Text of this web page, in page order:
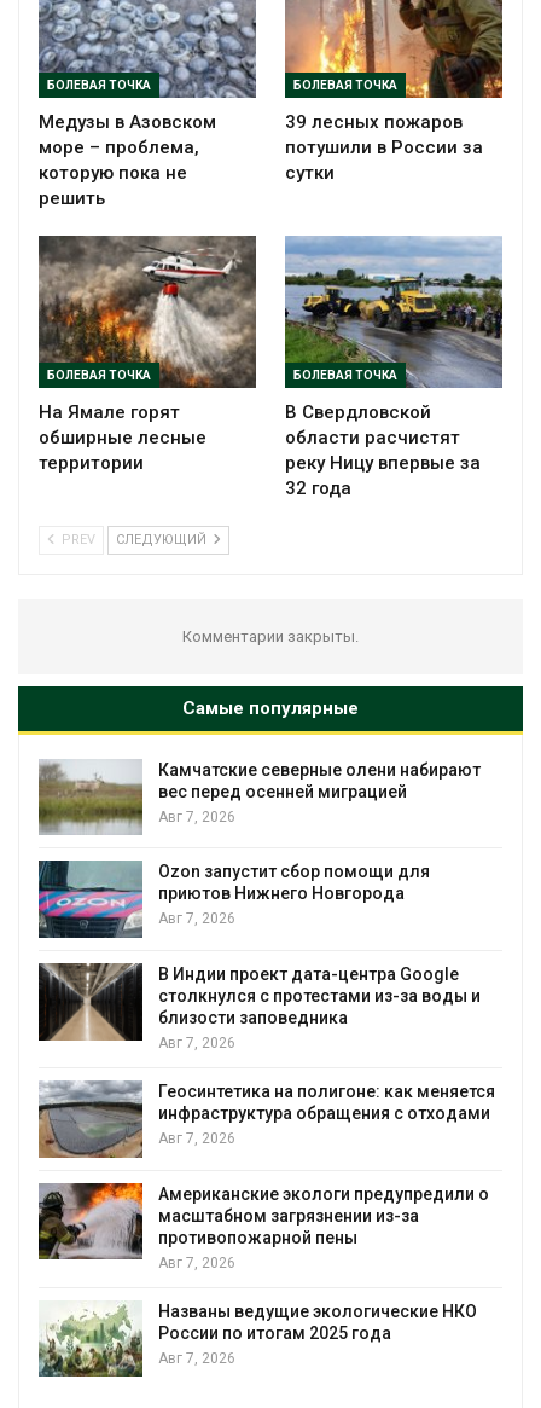
БОЛЕВАЯ ТОЧКА
Медузы в Азовском
море – проблема,
которую пока не
решить
БОЛЕВАЯ ТОЧКА
39 лесных пожаров
потушили в России за
сутки
БОЛЕВАЯ ТОЧКА
На Ямале горят
обширные лесные
территории
БОЛЕВАЯ ТОЧКА
В Свердловской
области расчистят
реку Ницу впервые за
32 года
PREV СЛЕДУЮЩИЙ
Комментарии закрыты.
Самые популярные
Камчатские северные олени набирают
вес перед осенней миграцией
Авг 7, 2026
Ozon запустит сбор помощи для
приютов Нижнего Новгорода
Авг 7, 2026
В Индии проект дата-центра Google
столкнулся с протестами из-за воды и
близости заповедника
Авг 7, 2026
Геосинтетика на полигоне: как меняется
инфраструктура обращения с отходами
Авг 7, 2026
Американские экологи предупредили о
масштабном загрязнении из-за
противопожарной пены
Авг 7, 2026
Названы ведущие экологические НКО
России по итогам 2025 года
Авг 7, 2026